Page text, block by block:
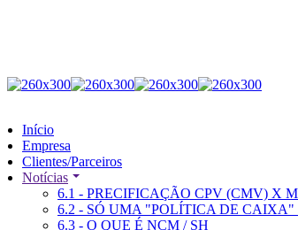
Início
Empresa
Clientes/Parceiros
Notícias
6.1 - PRECIFICAÇÃO CPV (CMV) X
6.2 - SÓ UMA "POLÍTICA DE
6.3 - O QUE É NCM / SH